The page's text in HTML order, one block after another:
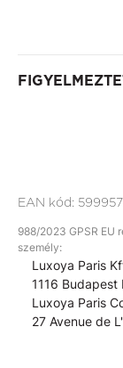
EAN kód:
988/2023 GPSR EU
személy:
Luxoya Paris
1116 Budapest
Luxoya Paris
27 Avenue de